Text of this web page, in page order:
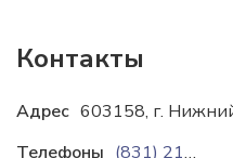
Контакты
Адрес 603158, г.
Телефоны
(831) 216-11-81